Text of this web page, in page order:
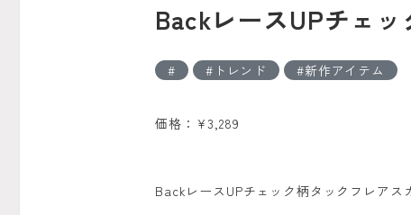
BackレースUPチェ
トレンド 新作アイテム
価格：¥3,289
BackレースUPチェック柄タックフレアス